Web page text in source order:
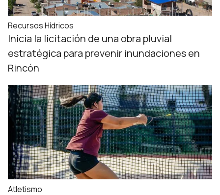
Recursos Hídricos
Inicia la licitación de una obra pluvial
estratégica para prevenir inundaciones en
Rincón
Atletismo